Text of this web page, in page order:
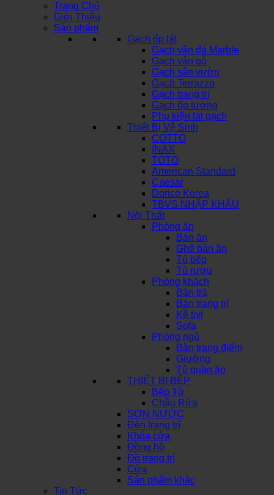
Trang Chủ
Giới Thiệu
Sản phẩm
Gạch ốp lát
Gạch vân đá Marble
Gạch vân gỗ
Gạch sân vườn
Gạch Terrazzo
Gạch trang trí
Gạch ốp tường
Phụ kiện lát gạch
Thiết Bị Vệ Sinh
COTTO
INAX
TOTO
American Standard
Caesar
Dorico Korea
TBVS NHẬP KHẨU
Nội Thất
Phòng ăn
Bàn ăn
Ghế bàn ăn
Tủ bếp
Tủ rượu
Phòng khách
Bàn trà
Bàn trang trí
Kệ tivi
Sofa
Phòng ngủ
Bàn trang điểm
Giường
Tủ quần áo
THIẾT BỊ BẾP
Bếp Từ
Chậu Rửa
SƠN NƯỚC
Đèn trang trí
Khóa cửa
Đồng hồ
Đồ trang trí
Cửa
Sản phẩm khác
Tin Tức